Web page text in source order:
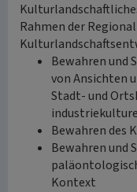
Rahmen der
Bewahren und
von Ansichten
Stadt- und
Bewahren des
Bewahren und
Kontext